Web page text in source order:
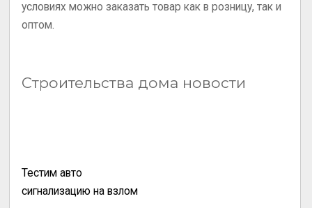
условиях можно заказать товар как в розницу, так и
оптом.
Строительства дома новости
Тестим авто
сигнализацию на взлом